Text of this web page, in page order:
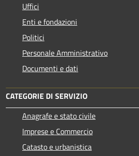
Uffici
Enti e fondazioni
Politici
Personale Amministrativo
Documenti e dati
CATEGORIE DI SERVIZIO
Anagrafe e stato civile
Imprese e Commercio
Catasto e urbanistica